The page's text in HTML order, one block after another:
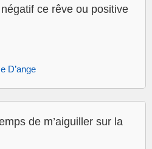
ce rêve ou positive
D’ange
de m’aiguiller sur la